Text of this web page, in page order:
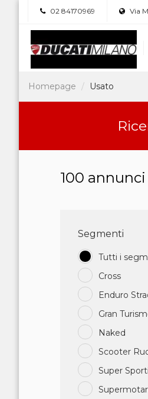
02 84170969 Via
Homepage Usato
100 annunci
Segmenti
Tutti i
Cross
Enduro
Gran
Naked
Scooter
Super